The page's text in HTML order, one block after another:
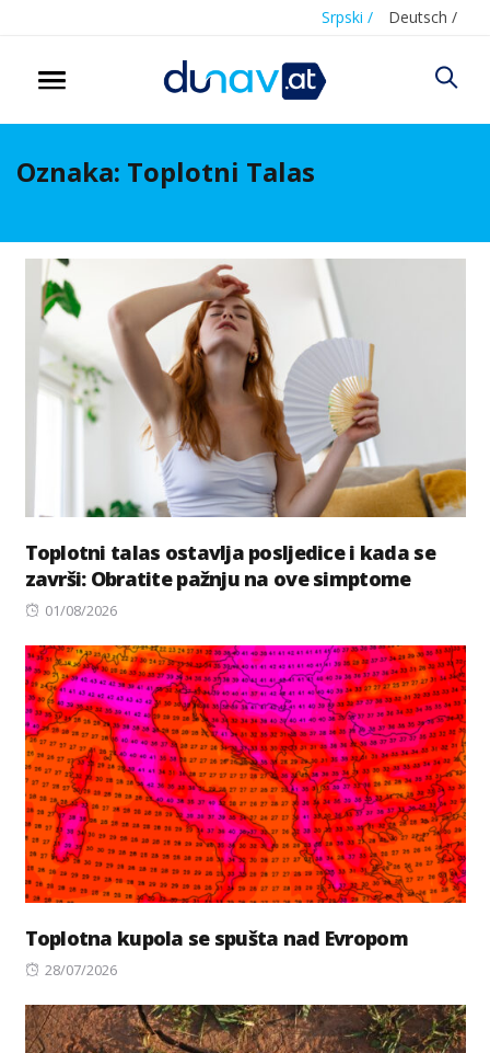
Srpski / Deutsch /
Oznaka: Toplotni Talas
Toplotni talas ostavlja posljedice i kada se
završi: Obratite pažnju na ove simptome
Posted
01/08/2026
Toplotna kupola se spušta nad Evropom
Posted
28/07/2026